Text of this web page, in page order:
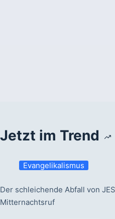
Jetzt im Trend
Evangelikalismus
Der schleichende Abfall von
Mitternachtsruf